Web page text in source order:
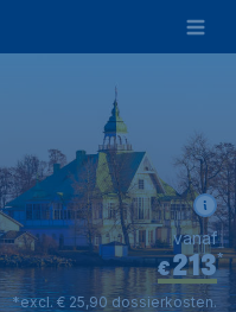
€213*
vanaf
*excl. € 25,90 dossierkosten.